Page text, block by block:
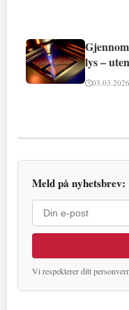
lys –
03.03.2026
Meld på nyhetsbrev:
Vi respekterer ditt